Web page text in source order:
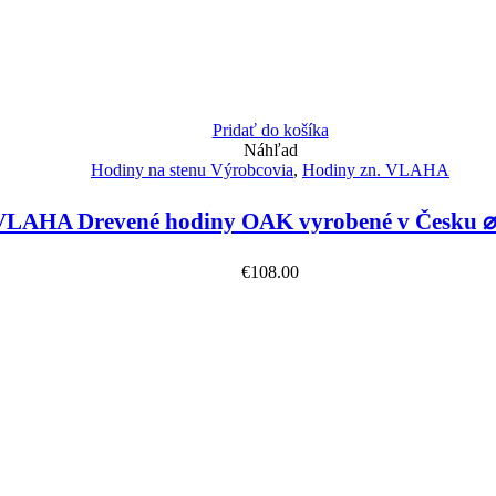
Pridať do košíka
Náhľad
Hodiny na stenu Výrobcovia, Hodiny zn. VLAHA
Drevené hodiny OAK vyrobené v Česku
€108.00